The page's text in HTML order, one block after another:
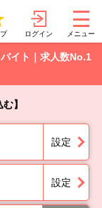
ログイン メニュー
イト｜求人数No.1
】
設定
設定